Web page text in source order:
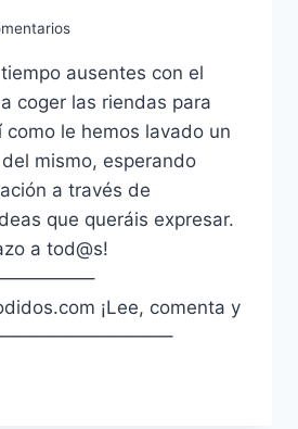
ausentes con el
coger las riendas para
como le hemos lavado un
mismo, esperando
a través de
que queráis expresar.
a tod@s!
¡Lee, comenta y